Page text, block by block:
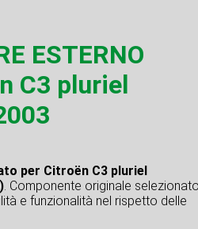
ESTERNO
C3 pluriel
per Citroën C3 pluriel
. Componente originale
e funzionalità nel rispetto delle